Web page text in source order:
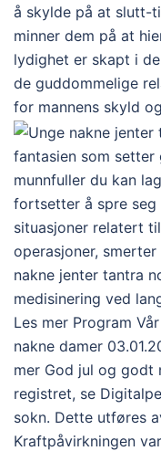
å skylde på at slutt-
minner dem på at
lydighet er skapt i
de guddommelige
for mannens skyld
fantasien som
munnfuller du kan
fortsetter å spre seg
situasjoner relatert
operasjoner,
nakne jenter tantra
medisinering ved
Les mer Program
nakne damer
mer God jul og godt
registret, se
sokn. Dette utføres
Kraftpåvirkningen